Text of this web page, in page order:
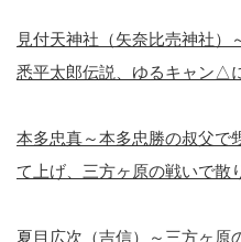
見付天神社（矢奈比売神社）
悉平太郎伝説、ゆるキャン△
本多忠真～本多忠勝の叔父で
て上げ、三方ヶ原の戦いで散
夏目広次（吉信）～三方ヶ原